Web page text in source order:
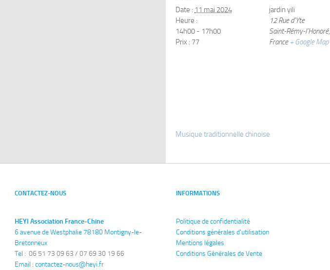
Date : 11 mai 2024
Heure :
14h00 - 17h00
Prix : 77
jardin yili
12 Rue d'Yte
Saint-Rémy-l'Honoré,
France + Google Map
Musique traditionnelle chinoise
CONTACTEZ-NOUS
HEYI Association France-Chine
6 avenue de Westphalie 78180 Montigny-le-
Bretonneux
Tel : 06 51 73 09 63 / 07 69 30 19 66
Email : contactez-nous@heyi.fr
INFORMATIONS
Politique de confidentialité
Conditions générales d'utilisation
Mentions légales
Conditions Générales de Vente